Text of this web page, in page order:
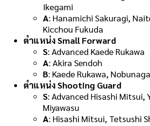
Ikegami
A: Hanamichi Sakuragi,
Kicchou Fukuda
ตำแหน่ง Small Forward
S: Advanced Kaede Rukawa
A: Akira Sendoh
B: Kaede Rukawa,
ตำแหน่ง Shooting Guard
S: Advanced Hisashi Mitsui,
Miyawasu
A: Hisashi Mitsui, Tetsushi